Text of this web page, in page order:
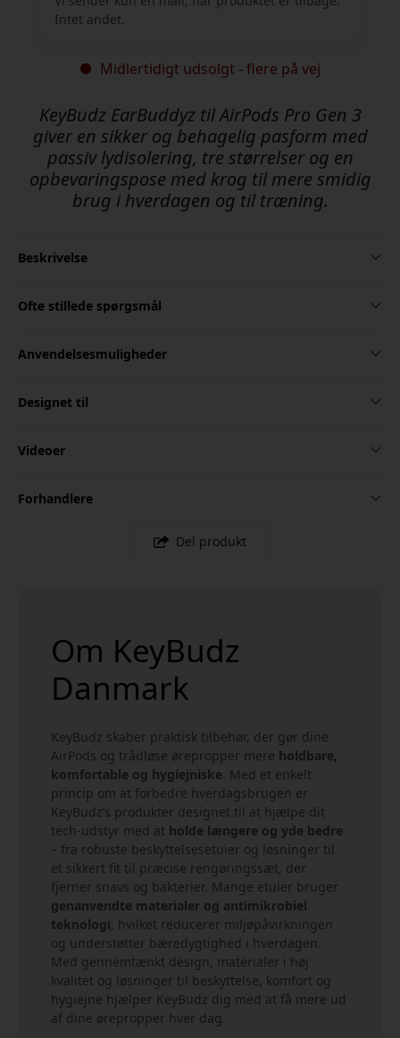
Intet andet.
Midlertidigt udsolgt - flere på vej
KeyBudz EarBuddyz til AirPods Pro Gen 3
giver en sikker og behagelig pasform med
passiv lydisolering, tre størrelser og en
opbevaringspose med krog til mere smidig
brug i hverdagen og til træning.
Beskrivelse
Ofte stillede spørgsmål
Anvendelsesmuligheder
Designet til
Videoer
Forhandlere
Del produkt
Om KeyBudz
Danmark
KeyBudz skaber praktisk tilbehør, der gør dine
AirPods og trådløse ørepropper mere holdbare,
komfortable og hygiejniske. Med et enkelt
princip om at forbedre hverdagsbrugen er
KeyBudz’s produkter designet til at hjælpe dit
tech-udstyr med at holde længere og yde bedre
– fra robuste beskyttelsesetuier og løsninger til
et sikkert fit til præcise rengøringssæt, der
fjerner snavs og bakterier. Mange etuier bruger
genanvendte materialer og antimikrobiel
teknologi, hvilket reducerer miljøpåvirkningen
og understøtter bæredygtighed i hverdagen.
Med gennemtænkt design, materialer i høj
kvalitet og løsninger til beskyttelse, komfort og
hygiejne hjælper KeyBudz dig med at få mere ud
af dine ørepropper hver dag.